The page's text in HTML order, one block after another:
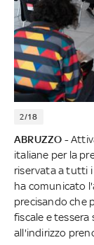
2/18
ABRUZZO -
italiane per la
riservata a tutti
ha comunicato
precisando che
fiscale e tessera
all'indirizzo